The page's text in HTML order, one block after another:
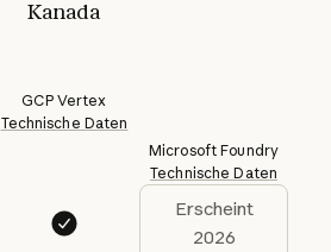
Kanada
GCP Vertex
Technische Daten
Microsoft Foundry
Technische Daten
Erscheint
2026